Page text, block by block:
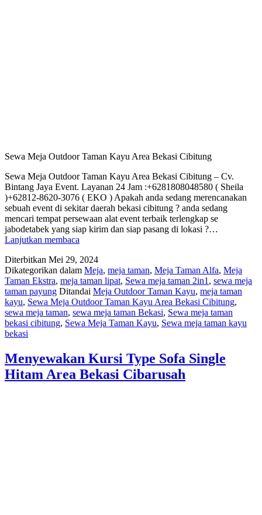
Sewa Meja Outdoor Taman Kayu Area Bekasi Cibitung
Sewa Meja Outdoor Taman Kayu Area Bekasi Cibitung – Cv.
Bintang Jaya Event. Layanan 24 Jam :+6281808048580 ( Sheila
)+62812-8620-3076 ( EKO ) Apakah anda sedang merencanakan
sebuah event di sekitar daerah bekasi cibitung ? anda sedang
mencari tempat persewaan alat event terbaik terlengkap se
jabodetabek yang siap kirim dan siap pasang di lokasi ?…
Lanjutkan membaca
Outdoor
Taman
Kayu
Area
Bekasi
Cibitung
Diterbitkan Mei 29, 2024
Dikategorikan dalam Meja, meja taman, Meja Taman Alfa, Meja
Taman Ekstra, meja taman lipat, Sewa meja taman 2in1, sewa meja
taman payung Ditandai Meja Outdoor Taman Kayu, meja taman
kayu, Sewa Meja Outdoor Taman Kayu Area Bekasi Cibitung,
sewa meja taman, sewa meja taman Bekasi, Sewa meja taman
bekasi cibitung, Sewa Meja Taman Kayu, Sewa meja taman kayu
bekasi
Menyewakan Kursi Type Sofa Single
Hitam Area Bekasi Cibarusah